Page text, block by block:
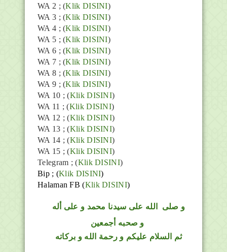
WA 2 ; (Klik DISINI)
WA 3 ; (Klik DISINI)
WA 4 ; (Klik DISINI)
WA 5 ; (Klik DISINI)
WA 6 ; (Klik DISINI)
WA 7 ; (Klik DISINI)
WA 8 ; (Klik DISINI)
WA 9 ; (Klik DISINI)
WA 10 ; (Klik DISINI)
WA 11 ; (Klik DISINI)
WA 12 ; (Klik DISINI)
WA 13 ; (Klik DISINI)
WA 14 ; (Klik DISINI)
WA 15 ; (Klik DISINI)
Telegram ;(Klik DISINI)
Bip ; (Klik DISINI)
Halaman FB(Klik DISINI)
و صلى الله على سيدنا محمد و على أله
و صحبه أجمعين
ثم السلام عليكم و رحمة الله و بركاته